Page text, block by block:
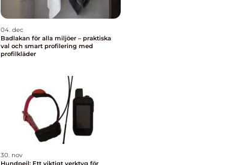
04. dec
Badlakan för alla miljöer – praktiska
val och smart profilering med
profilkläder
30. nov